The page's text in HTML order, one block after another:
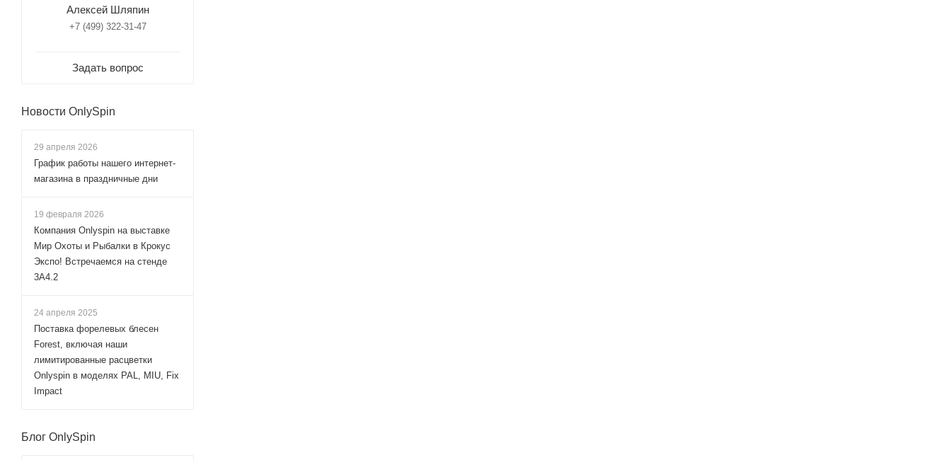
Алексей Шляпин
+7 (499) 322-31-47
Задать вопрос
Новости OnlySpin
29 апреля 2026
График работы нашего интернет-
магазина в праздничные дни
19 февраля 2026
Компания Onlyspin на выставке
Мир Охоты и Рыбалки в Крокус
Экспо! Встречаемся на стенде
3А4.2
24 апреля 2025
Поставка форелевых блесен
Forest, включая наши
лимитированные расцветки
Onlyspin в моделях PAL, MIU, Fix
Impact
Блог OnlySpin